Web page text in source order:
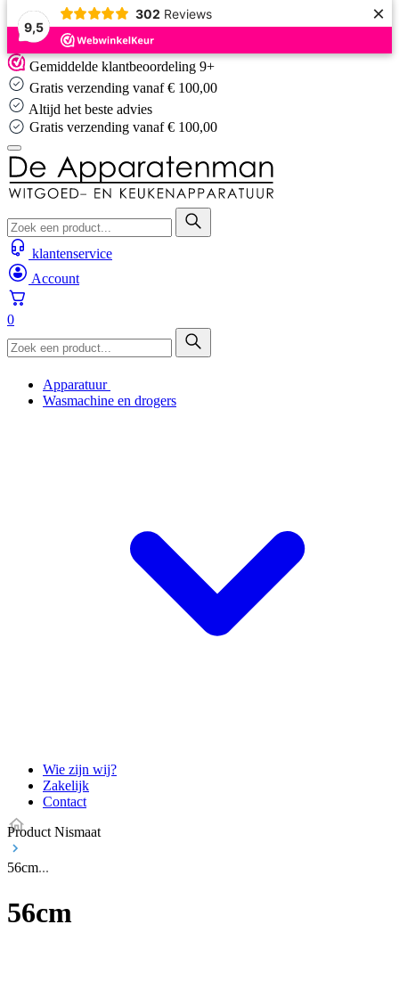
9,5
302 Reviews ×
Skip
to
content
Gemiddelde klantbeoordeling 9+
Gratis verzending vanaf € 100,00
Altijd het beste advies
Gratis verzending vanaf € 100,00
klantenservice
Account
0
Apparatuur
Wasmachine en drogers
Wie zijn wij?
Zakelijk
Contact
Product Nismaat
56cm
56cm